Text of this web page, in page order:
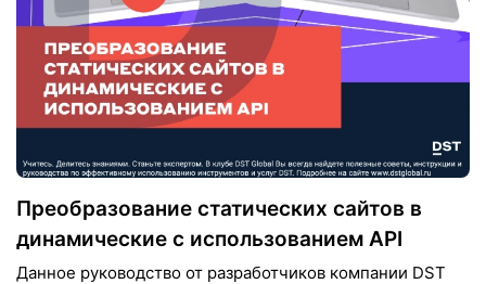
Преобразование статических сайтов в
динамические с использованием API
Данное руководство от разработчиков компании DST